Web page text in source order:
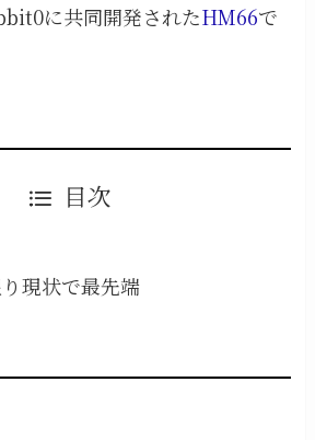
に共同開発されたHM66で
目次
現状で最先端